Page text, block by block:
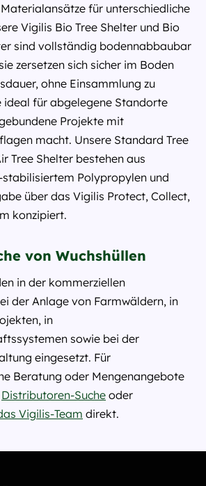
für unterschiedliche
Vigilis Bio Tree Shelter und Bio
sind vollständig bodennabbaubar
zersetzen sich sicher im Boden
ohne Einsammlung zu
ideal für abgelegene Standorte
Projekte mit
macht. Unsere Standard Tree
Tree Shelter bestehen aus
Polypropylen und
über das Vigilis Protect, Collect,
konzipiert.
von Wuchshüllen
in der kommerziellen
der Anlage von Farmwäldern, in
in
sowie bei der
eingesetzt. Für
Beratung oder Mengenangebote
Distributoren-Suche oder
Vigilis-Team direkt.